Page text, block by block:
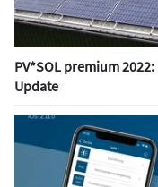
PV*SOL premium
Update